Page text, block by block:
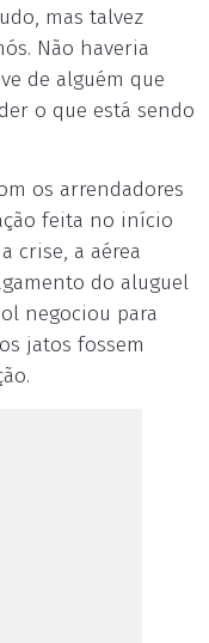
mas talvez
Não haveria
de alguém que
o que está sendo
os arrendadores
feita no início
crise, a aérea
do aluguel
negociou para
jatos fossem